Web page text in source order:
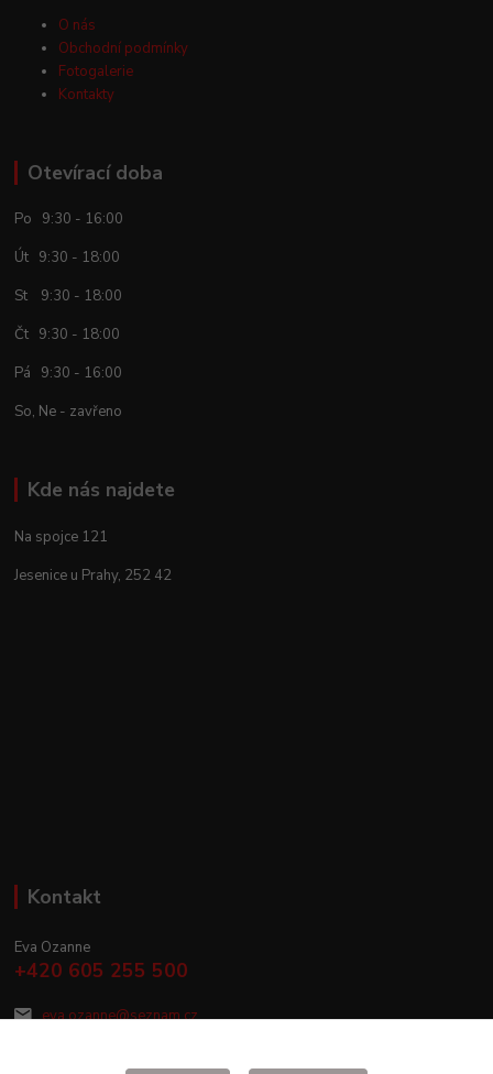
O nás
Obchodní podmínky
Fotogalerie
Kontakty
Otevírací doba
Po 9:30 - 16:00
Út 9:30 - 18:00
St 9:30 - 18:00
Čt 9:30 - 18:00
Pá 9:30 - 16:00
So, Ne - zavřeno
Kde nás najdete
Na spojce 121
Jesenice u Prahy, 252 42
Kontakt
Eva Ozanne
+420 605 255 500
eva.ozanne@seznam.cz